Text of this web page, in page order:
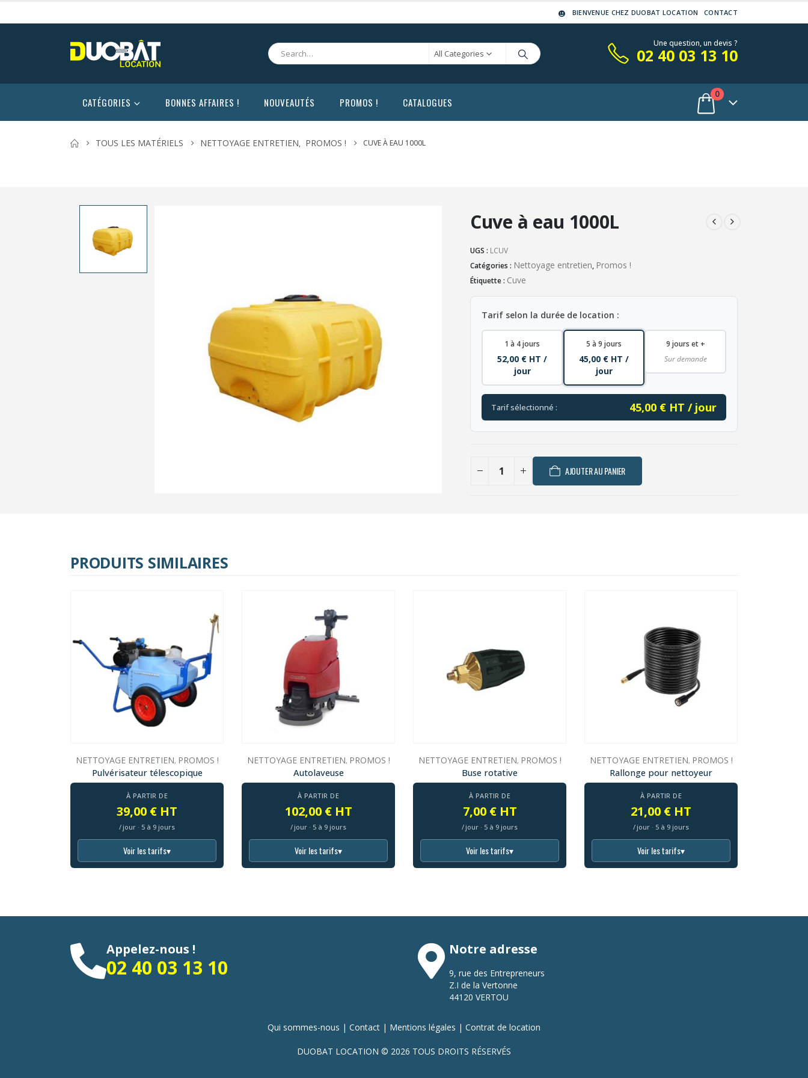
BIENVENUE CHEZ DUOBAT LOCATION CONTACT
All Categories
Une question, un devis ?
02 40 03 13 10
CATÉGORIES BONNES AFFAIRES ! NOUVEAUTÉS PROMOS ! CATALOGUES
0
TOUS LES MATÉRIELS NETTOYAGE ENTRETIEN, PROMOS ! CUVE À EAU 1000L
Cuve à eau 1000L
UGS : LCUV
Catégories : Nettoyage entretien, Promos !
Étiquette : Cuve
Tarif selon la durée de location :
1 à 4 jours
52,00 € HT /
jour
5 à 9 jours
45,00 € HT /
jour
9 jours et +
Sur demande
Tarif sélectionné : 45,00 € HT / jour
AJOUTER AU PANIER
PRODUITS SIMILAIRES
NETTOYAGE ENTRETIEN, PROMOS !
Pulvérisateur télescopique
À PARTIR DE
39,00 € HT
/ jour · 5 à 9 jours
Voir les tarifs▾
NETTOYAGE ENTRETIEN, PROMOS !
Autolaveuse
À PARTIR DE
102,00 € HT
/ jour · 5 à 9 jours
Voir les tarifs▾
NETTOYAGE ENTRETIEN, PROMOS !
Buse rotative
À PARTIR DE
7,00 € HT
/ jour · 5 à 9 jours
Voir les tarifs▾
NETTOYAGE ENTRETIEN, PROMOS !
Rallonge pour nettoyeur
À PARTIR DE
21,00 € HT
/ jour · 5 à 9 jours
Voir les tarifs▾
Appelez-nous !
02 40 03 13 10
Notre adresse
9, rue des Entrepreneurs
Z.I de la Vertonne
44120 VERTOU
Qui sommes-nous | Contact | Mentions légales | Contrat de location
DUOBAT LOCATION © 2026 TOUS DROITS RÉSERVÉS